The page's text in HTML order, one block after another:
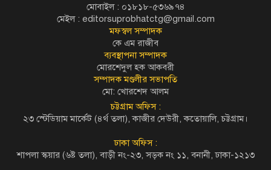
মোবাইল : ০১৮১৮-৫৩৬৯৭৪
মেইল : editorsuprobhatctg@gmail.com
মফস্বল সম্পাদক
কে এম রাজীব
ব্যবস্থাপনা সম্পাদক
মোরশেদুল হক আকবরী
সম্পাদক মণ্ডলীর সভাপতি
মো: খোরশেদ আলম
চট্টগ্রাম অফিস :
২৩ স্টেডিয়াম মার্কেট (৪র্থ তলা), কাজীর দেউরী, কতোয়ালি, চট্টগ্রাম।
ঢাকা অফিস :
শাপলা স্কয়ার (৬ষ্ট তলা), বাড়ী নং-২৩, সড়ক নং ১১, বনানী, ঢাকা-১২১৩